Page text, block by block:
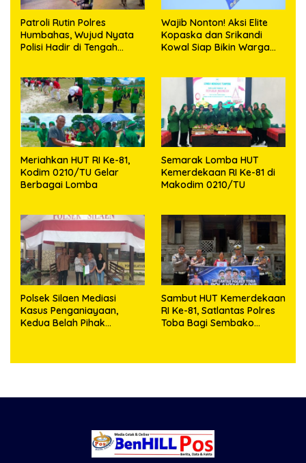
Patroli Rutin Polres
Humbahas, Wujud Nyata
Polisi Hadir di Tengah
Wajib Nonton! Aksi Elite
Kopaska dan Srikandi
Kowal Siap Bikin Warga
Meriahkan HUT RI Ke-81,
Kodim 0210/TU Gelar
Berbagai Lomba
Semarak Lomba HUT
Kemerdekaan RI Ke-81 di
Makodim 0210/TU
Polsek Silaen Mediasi
Kasus Penganiayaan,
Kedua Belah Pihak
Sambut HUT Kemerdekaan
RI Ke-81, Satlantas Polres
Toba Bagi Sembako